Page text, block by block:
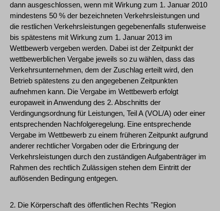
dann ausgeschlossen, wenn mit Wirkung zum 1. Januar 2010
mindestens 50 % der bezeichneten Verkehrsleistungen und
die restlichen Verkehrsleistungen gegebenenfalls stufenweise
bis spätestens mit Wirkung zum 1. Januar 2013 im
Wettbewerb vergeben werden. Dabei ist der Zeitpunkt der
wettbewerblichen Vergabe jeweils so zu wählen, dass das
Verkehrsunternehmen, dem der Zuschlag erteilt wird, den
Betrieb spätestens zu den angegebenen Zeitpunkten
aufnehmen kann. Die Vergabe im Wettbewerb erfolgt
europaweit in Anwendung des 2. Abschnitts der
Verdingungsordnung für Leistungen, Teil A (VOL/A) oder einer
entsprechenden Nachfolgeregelung. Eine entsprechende
Vergabe im Wettbewerb zu einem früheren Zeitpunkt aufgrund
anderer rechtlicher Vorgaben oder die Erbringung der
Verkehrsleistungen durch den zuständigen Aufgabenträger im
Rahmen des rechtlich Zulässigen stehen dem Eintritt der
auflösenden Bedingung entgegen.
2. Die Körperschaft des öffentlichen Rechts "Region